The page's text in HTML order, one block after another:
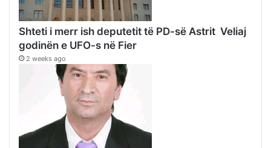
Shteti i merr ish deputetit të PD-së Astrit Veliaj
godinën e UFO-s në Fier
2 weeks ago